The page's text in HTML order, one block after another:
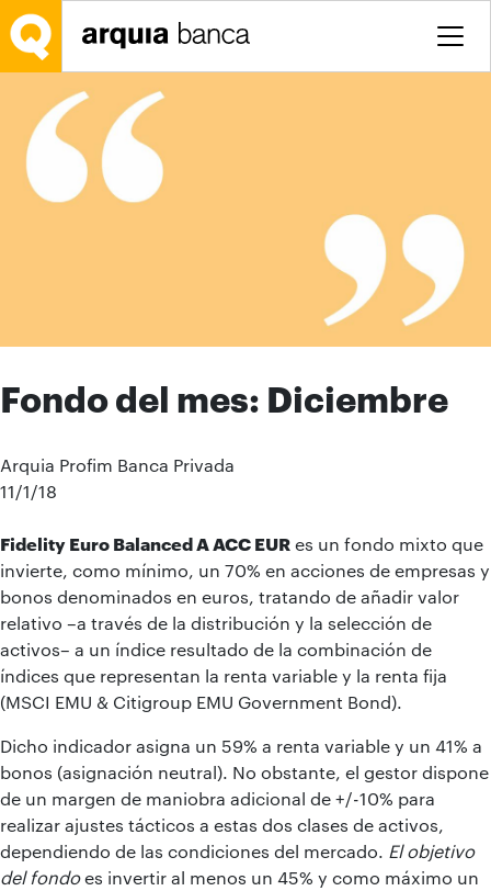
Saltar al contenido principal
Fondo del mes: Diciembre
Arquia Profim Banca Privada
11/1/18
Fidelity Euro Balanced A ACC EUR es un fondo mixto que
invierte, como mínimo, un 70% en acciones de empresas y
bonos denominados en euros, tratando de añadir valor
relativo –a través de la distribución y la selección de
activos– a un índice resultado de la combinación de
índices que representan la renta variable y la renta fija
(MSCI EMU & Citigroup EMU Government Bond).
Dicho indicador asigna un 59% a renta variable y un 41% a
bonos (asignación neutral). No obstante, el gestor dispone
de un margen de maniobra adicional de +/-10% para
realizar ajustes tácticos a estas dos clases de activos,
dependiendo de las condiciones del mercado.
El objetivo
del fondoes invertir al menos un 45% y como máximo un